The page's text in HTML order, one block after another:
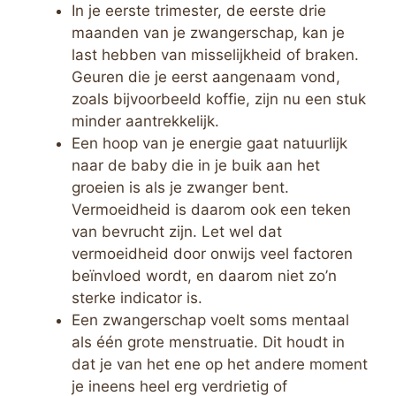
In je eerste trimester, de eerste drie
maanden van je zwangerschap, kan je
last hebben van misselijkheid of braken.
Geuren die je eerst aangenaam vond,
zoals bijvoorbeeld koffie, zijn nu een stuk
minder aantrekkelijk.
Een hoop van je energie gaat natuurlijk
naar de baby die in je buik aan het
groeien is als je zwanger bent.
Vermoeidheid is daarom ook een teken
van bevrucht zijn. Let wel dat
vermoeidheid door onwijs veel factoren
beïnvloed wordt, en daarom niet zo’n
sterke indicator is.
Een zwangerschap voelt soms mentaal
als één grote menstruatie. Dit houdt in
dat je van het ene op het andere moment
je ineens heel erg verdrietig of